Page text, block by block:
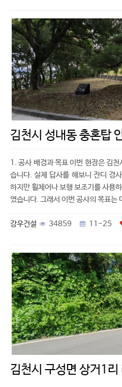
김천시 성내동 충혼탑
1. 공사 배경과 목표 이번 현장은 김
습니다. 실제 답사를 해보니 잔디 경
하지만 휠체어나 보행 보조기를 사용
였습니다. 그래서 이번 공사의 목표는
강우건설 34859 11-25
김천시 구성면 상거1